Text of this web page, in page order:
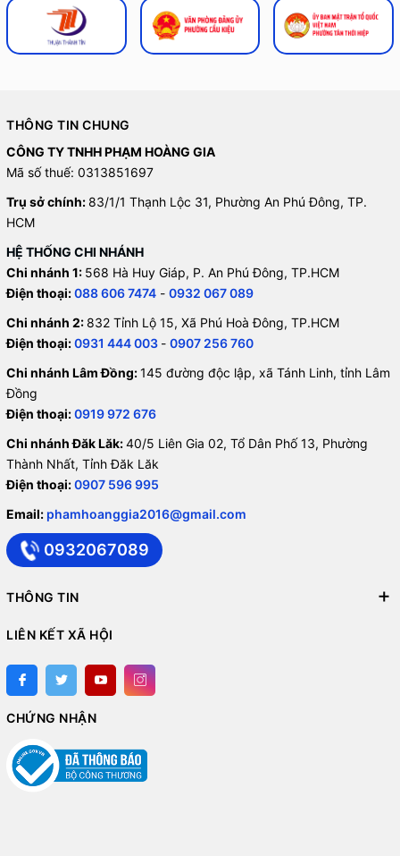
THÔNG TIN CHUNG
CÔNG TY TNHH PHẠM HOÀNG GIA
Mã số thuế: 0313851697
Trụ sở chính: 83/1/1 Thạnh Lộc 31, Phường An Phú Đông, TP.
HCM
HỆ THỐNG CHI NHÁNH
Chi nhánh 1: 568 Hà Huy Giáp, P. An Phú Đông, TP.HCM
Điện thoại:088 606 7474 - 0932 067 089
Chi nhánh 2: 832 Tỉnh Lộ 15, Xã Phú Hoà Đông, TP.HCM
Điện thoại:0931 444 003 - 0907 256 760
Chi nhánh Lâm Đồng:145 đường độc lập, xã Tánh Linh, tỉnh Lâm
Đồng
Điện thoại:0919 972 676
Chi nhánh Đăk Lăk:40/5 Liên Gia 02, Tổ Dân Phố 13, Phường
Thành Nhất, Tỉnh Đăk Lăk
Điện thoại:0907 596 995
Email: phamhoanggia2016@gmail.com
0932067089
THÔNG TIN
LIÊN KẾT XÃ HỘI
CHỨNG NHẬN